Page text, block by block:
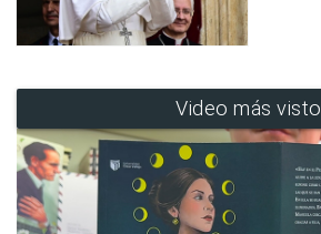
Video más visto